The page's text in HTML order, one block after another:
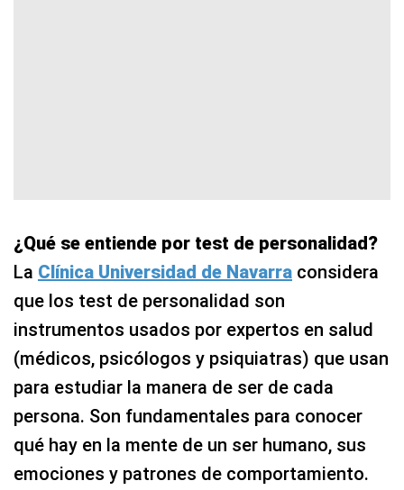
¿Qué se entiende por test de personalidad?
La Clínica Universidad de Navarra considera
que los test de personalidad son
instrumentos usados por expertos en salud
(médicos, psicólogos y psiquiatras) que usan
para estudiar la manera de ser de cada
persona. Son fundamentales para conocer
qué hay en la mente de un ser humano, sus
emociones y patrones de comportamiento.